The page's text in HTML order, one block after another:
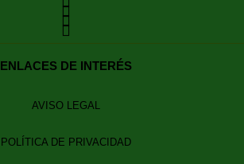
ENLACES DE INTERÉS
AVISO LEGAL
POLÍTICA DE PRIVACIDAD